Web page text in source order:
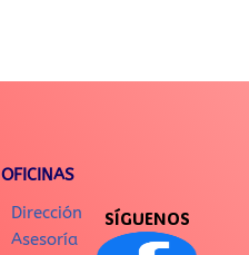
OFICINAS
Dirección
Asesoría
SÍGUENOS